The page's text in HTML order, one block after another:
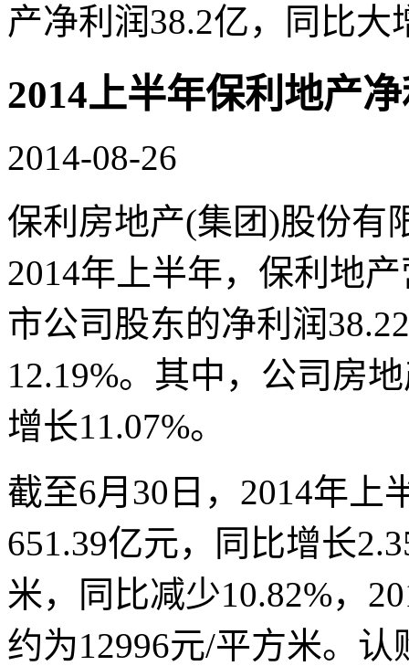
产净利润38.2亿，同比大
2014上半年保利地产
2014-08-26
保利房地产(集团)股份有
2014年上半年，保利地
市公司股东的净利润
12.19%。其中，公司房
增长11.07%。
截至6月30日，2014年上
651.39亿元，同比增长
米，同比减少10.82%，
约为12996元/平方米。